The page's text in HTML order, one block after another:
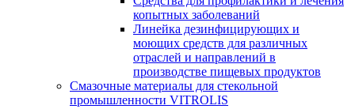
копытных заболеваний
Линейка дезинфицирующих и
моющих средств для различных
отраслей и направлений в
производстве пищевых продуктов
Смазочные материалы для стекольной
промышленности VITROLIS